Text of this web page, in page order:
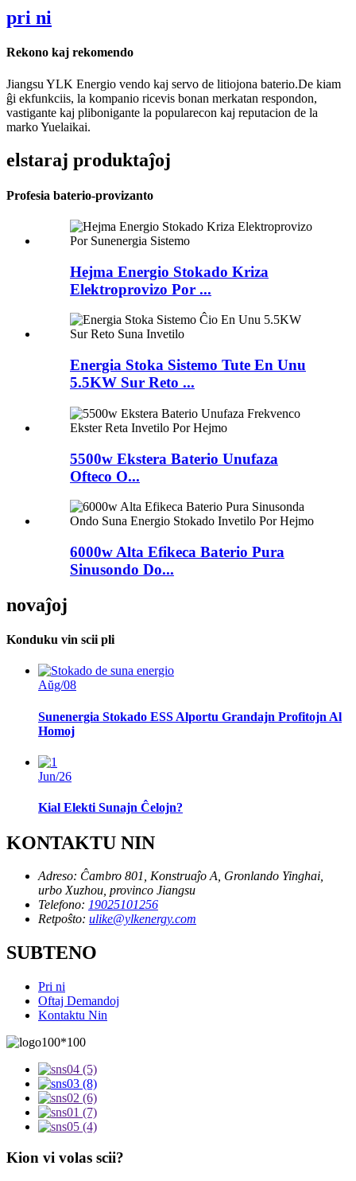
pri ni
Rekono kaj rekomendo
Jiangsu YLK Energio vendo kaj servo de litiojona baterio.De kiam
ĝi ekfunkciis, la kompanio ricevis bonan merkatan respondon,
vastigante kaj plibonigante la popularecon kaj reputacion de la
marko Yuelaikai.
elstaraj produktaĵoj
Profesia baterio-provizanto
Hejma Energio Stokado Kriza
Elektroprovizo Por ...
Energia Stoka Sistemo Tute En Unu
5.5KW Sur Reto ...
5500w Ekstera Baterio Unufaza
Ofteco O...
6000w Alta Efikeca Baterio Pura
Sinusondo Do...
novaĵoj
Konduku vin scii pli
Aŭg/08
Sunenergia Stokado ESS Alportu Grandajn Profitojn Al
Homoj
Jun/26
Kial Elekti Sunajn Ĉelojn?
KONTAKTU NIN
Adreso: Ĉambro 801, Konstruaĵo A, Gronlando Yinghai,
urbo Xuzhou, provinco Jiangsu
Telefono: 19025101256
Retpoŝto: ulike@ylkenergy.com
SUBTENO
Pri ni
Oftaj Demandoj
Kontaktu Nin
Kion vi volas scii?